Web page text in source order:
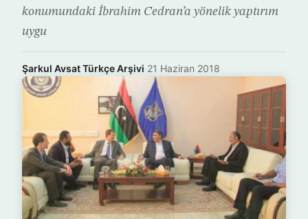
konumundaki İbrahim Cedran’a yönelik yaptırım
uygu
Şarkul Avsat Türkçe Arşivi·21 Haziran 2018